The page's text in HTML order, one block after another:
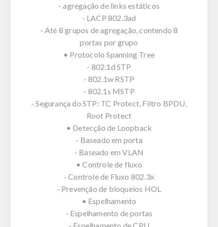
- agregação de links estáticos
- LACP 802.3ad
- Até 8 grupos de agregação, contendo 8
portas por grupo
• Protocolo Spanning Tree
- 802.1d STP
- 802.1w RSTP
- 802.1s MSTP
- Segurança do STP: TC Protect, Filtro BPDU,
Root Protect
• Detecção de Loopback
- Baseado em porta
- Baseado em VLAN
• Controle de fluxo
- Controle de Fluxo 802.3x
- Prevenção de bloqueios HOL
• Espelhamento
- Espelhamento de portas